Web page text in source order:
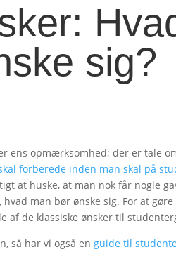
sig?
ens opmærksomhed; der er tale
forberede inden man skal på
at huske, at man nok får nogle
man bør ønske sig. For at
af de klassiske ønsker til
så har vi også en guide til